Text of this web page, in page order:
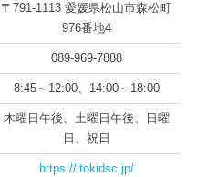
〒791-1113 愛媛県松山市森松町
976番地4
089-969-7888
8:45～12:00、14:00～18:00
木曜日午後、土曜日午後、日曜
日、祝日
https://itokidsc.jp/